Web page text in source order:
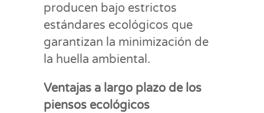
producen bajo estrictos
estándares ecológicos que
garantizan la minimización de
la huella ambiental.
Ventajas a largo plazo de los
piensos ecológicos